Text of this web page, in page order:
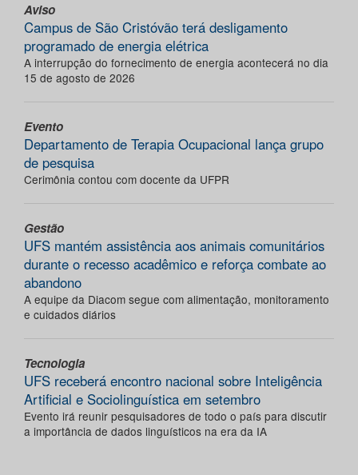
Aviso
Campus de São Cristóvão terá desligamento
programado de energia elétrica
A interrupção do fornecimento de energia acontecerá no dia
15 de agosto de 2026
Evento
Departamento de Terapia Ocupacional lança grupo
de pesquisa
Cerimônia contou com docente da UFPR
Gestão
UFS mantém assistência aos animais comunitários
durante o recesso acadêmico e reforça combate ao
abandono
A equipe da Diacom segue com alimentação, monitoramento
e cuidados diários
Tecnologia
UFS receberá encontro nacional sobre Inteligência
Artificial e Sociolinguística em setembro
Evento irá reunir pesquisadores de todo o país para discutir
a importância de dados linguísticos na era da IA